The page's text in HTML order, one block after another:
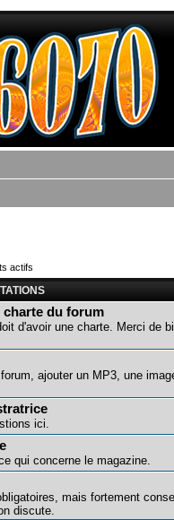
actifs
charte du forum
d'avoir une charte. Merci de
ajouter un MP3, une
ici.
qui concerne le magazine.
mais fortement
discute.